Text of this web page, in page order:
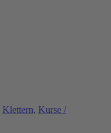
Klettern, Kurse /